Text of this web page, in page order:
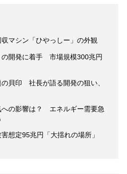
収マシン「ひやっしー」の外観
の開発に着手 市場規模300兆円
の貝印 社長が語る開発の狙い、
への影響は？ エネルギー需要急
想定95兆円「大揺れの場所」